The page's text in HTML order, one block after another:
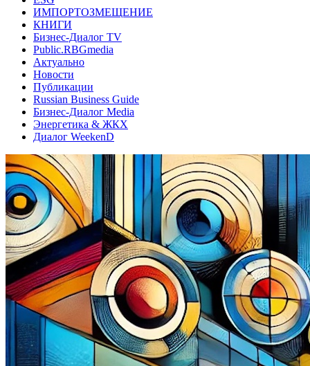
ИМПОРТОЗМЕЩЕНИЕ
КНИГИ
Бизнес-Диалог TV
Public.RBGmedia
Актуально
Новости
Публикации
Russian Business Guide
Бизнес-Диалог Media
Энергетика & ЖКХ
Диалог WeekenD